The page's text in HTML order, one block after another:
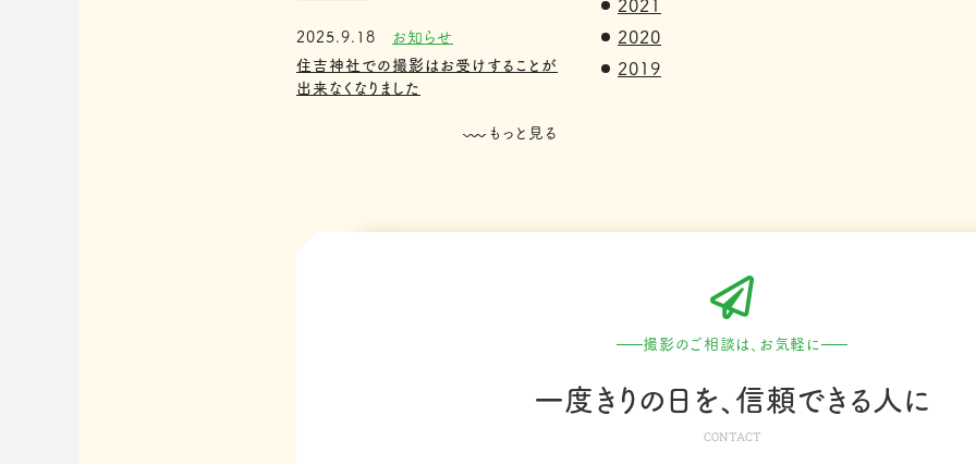
2025.9.18
お知らせ
住吉神社での撮影はお受けすることが
出来なくなりました
もっと見る
2021
2020
2019
撮影のご相談は、お気軽に
一度きりの日を、 信頼できる人に
CONTACT